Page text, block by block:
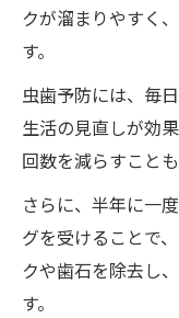
クが溜まりやすく
す。
虫歯予防には、毎
生活の見直しが効
回数を減らすこと
さらに、半年に一
グを受けることで
クや歯石を除去し
す。